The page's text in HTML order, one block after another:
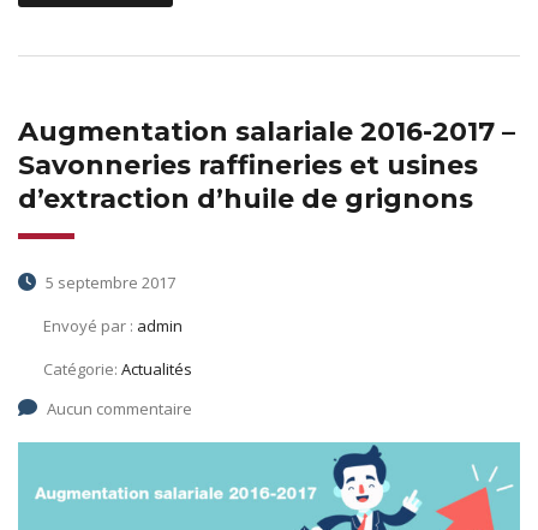
Augmentation salariale 2016-2017 –
Savonneries raffineries et usines
d’extraction d’huile de grignons
5 septembre 2017
Envoyé par : admin
Catégorie: Actualités
Aucun commentaire